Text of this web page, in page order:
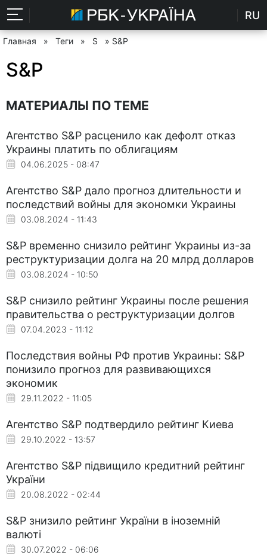
RU
Главная » Теги » S » S&P
S&P
МАТЕРИАЛЫ ПО ТЕМЕ
Агентство S&P расценило как дефолт отказ
Украины платить по облигациям
04.06.2025 - 08:47
Агентство S&P дало прогноз длительности и
последствий войны для экономки Украины
03.08.2024 - 11:43
S&P временно снизило рейтинг Украины из-за
реструктуризации долга на 20 млрд долларов
03.08.2024 - 10:50
S&P снизило рейтинг Украины после решения
правительства о реструктуризации долгов
07.04.2023 - 11:12
Последствия войны РФ против Украины: S&P
понизило прогноз для развивающихся
экономик
29.11.2022 - 11:05
Агентство S&P подтвердило рейтинг Киева
29.10.2022 - 13:57
Агентство S&P підвищило кредитний рейтинг
України
20.08.2022 - 02:44
S&P знизило рейтинг України в іноземній
валюті
30.07.2022 - 06:06